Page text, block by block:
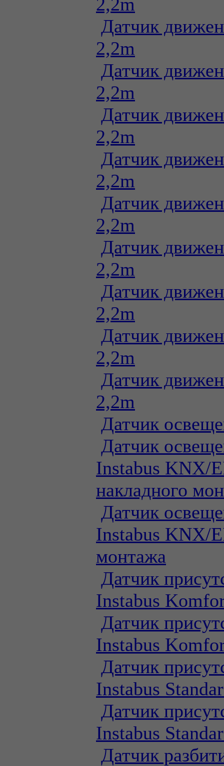
Датчик
2,2m
Датчик
2,2m
Датчик
2,2m
Датчик
2,2m
Датчик
2,2m
Датчик
2,2m
Датчик
2,2m
Датчик
2,2m
Датчик
2,2m
Датчик
Датчик
Instabus KNX/
накладного
Датчик
Instabus KNX/
монтажа
Датчик
Instabus
Датчик
Instabus
Датчик
Instabus
Датчик
Instabus
Датчик